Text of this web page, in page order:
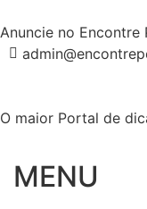
Anuncie no Encontre
O maior Portal de
MENU